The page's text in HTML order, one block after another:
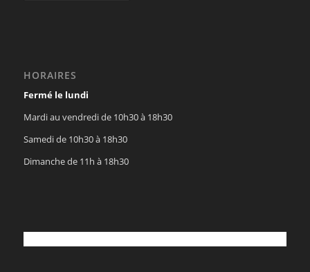
HORAIRES
Fermé le lundi
Mardi au vendredi de 10h30 à 18h30
Samedi de 10h30 à 18h30
Dimanche de 11h à 18h30